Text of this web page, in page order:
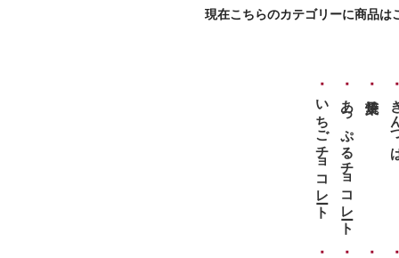
現在こちらのカテゴリーに商品は
き
あっぷるチョコレート
いちごチョコレート